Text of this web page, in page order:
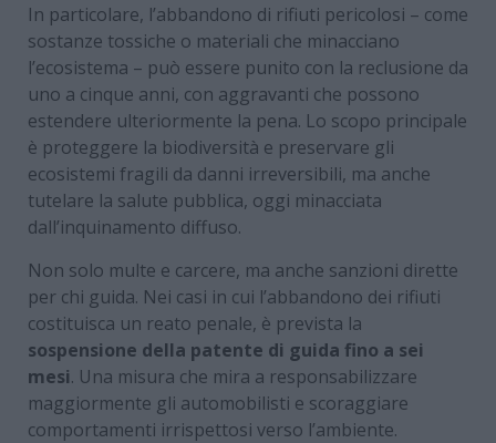
In particolare, l’abbandono di rifiuti pericolosi – come
sostanze tossiche o materiali che minacciano
l’ecosistema – può essere punito con la reclusione da
uno a cinque anni, con aggravanti che possono
estendere ulteriormente la pena. Lo scopo principale
è proteggere la biodiversità e preservare gli
ecosistemi fragili da danni irreversibili, ma anche
tutelare la salute pubblica, oggi minacciata
dall’inquinamento diffuso.
Non solo multe e carcere, ma anche sanzioni dirette
per chi guida. Nei casi in cui l’abbandono dei rifiuti
costituisca un reato penale, è prevista la
sospensione della patente di guida fino a sei
mesi. Una misura che mira a responsabilizzare
maggiormente gli automobilisti e scoraggiare
comportamenti irrispettosi verso l’ambiente.